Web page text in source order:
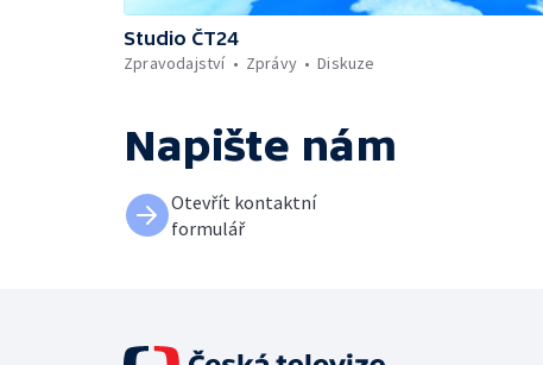
Studio ČT24
Zpravodajství
Zprávy Diskuze
Napište nám
Otevřít kontaktní
formulář